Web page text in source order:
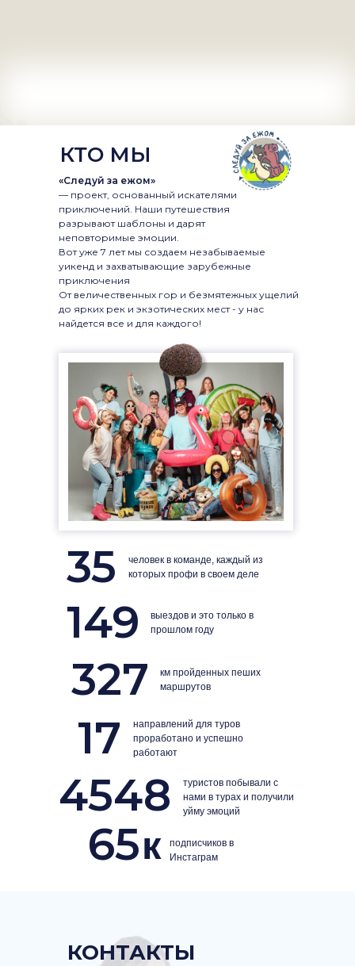
КТО МЫ
«Следуй за ежом»
— проект, основанный искателями
приключений. Наши путешествия
разрывают шаблоны и дарят
неповторимые эмоции.
км пройденных пеших
маршрутов
327
направлений для туров
проработано и успешно
работают
17
туристов побывали с
нами в турах и получили
уйму эмоций
4548
подписчиков в
Инстаграм
к
65
выездов и это только в
прошлом году
149
человек в команде, каждый из
которых профи в своем деле
35
Вот уже 7 лет мы создаем незабываемые
уикенд и захватывающие зарубежные
приключения
От величественных гор и безмятежных ущелий
до ярких рек и экзотических мест - у нас
найдется все и для каждого!
КОНТАКТЫ